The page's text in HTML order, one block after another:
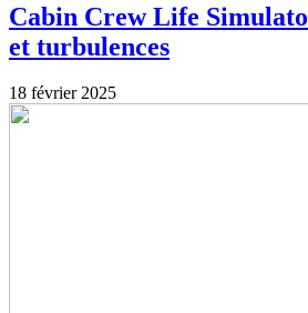
Cabin Crew Life
et turbulences
18 février 2025